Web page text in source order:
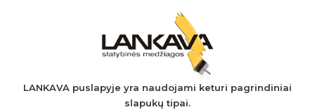
PVM mokėtojo kodas: LT497282716
A.s.: LT037044060001923651
AB SEB bankas
+370 610 42 222
LANKAVA puslapyje yra naudojami keturi pagrindiniai
slapukų tipai.